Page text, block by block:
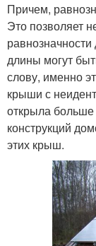
Крыша с
Причем,
Это позволяет
равнозначности
длины могут
слову, именно
крыши с
открыла
конструкций
этих крыш.